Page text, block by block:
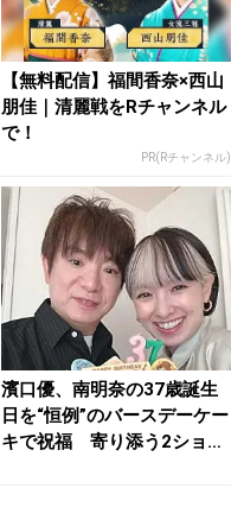
【無料配信】福間香奈×西山
朋佳｜清麗戦をRチャンネル
で！
PR(Rチャンネル)
濱口優、南明奈の37歳誕生
日を“恒例”のバースデーケー
キで祝福 寄り添う2ショ